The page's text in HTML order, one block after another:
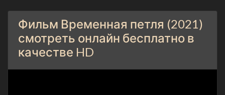
Фильм Временная петля (2021)
смотреть онлайн бесплатно в
качестве HD